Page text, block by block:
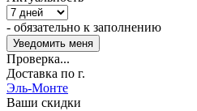
- обязательно к заполнению
Проверка...
Доставка по г.
Эль-Монте
Ваши скидки